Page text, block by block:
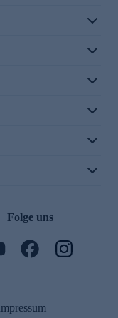
Folge uns